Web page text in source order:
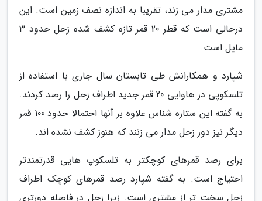
مشتری مدار می زند، تقریبا به اندازه نصف زمین است. این
درحالی است که قطر 20 قمر تازه کشف شده زحل حدود 3
مایل است.
شپارد و همکارانش طی تابستان سال جاری با استفاده از
تلسکوپی در هاوایی 20 قمر جدید اطراف زحل را رصد کردند.
به گفته این ستاره شناس علاوه بر آنها احتمالا حدود 100 قمر
دیگر نیز دور زحل مدار می زنند که هنوز کشف نشده اند.
برای رصد قمرهای کوچکتر به تلسکوپ هایی قدرتمندتر
احتیاج است. به گفته شپارد رصد قمرهای کوچک اطراف
زحل سخت تر از مشتری است. زیرا زحل در فاصله دورتری